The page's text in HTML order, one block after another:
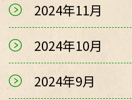
2024年11月
2024年10月
2024年9月